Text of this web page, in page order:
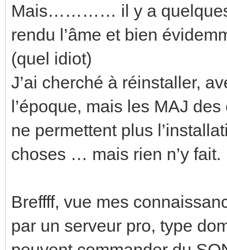
Mais………… il y a quelques
rendu l’âme et bien
(quel idiot)
J’ai cherché à réinstaller,
l’époque, mais les MAJ
ne permettent plus
choses … mais rien n’y fait.
Breffff, vue mes
par un serveur pro, type